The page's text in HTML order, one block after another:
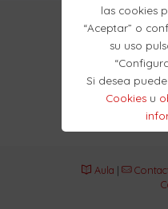
las cookies
“Aceptar” o
su uso
Si desea puede
Cookiesu
Aula |